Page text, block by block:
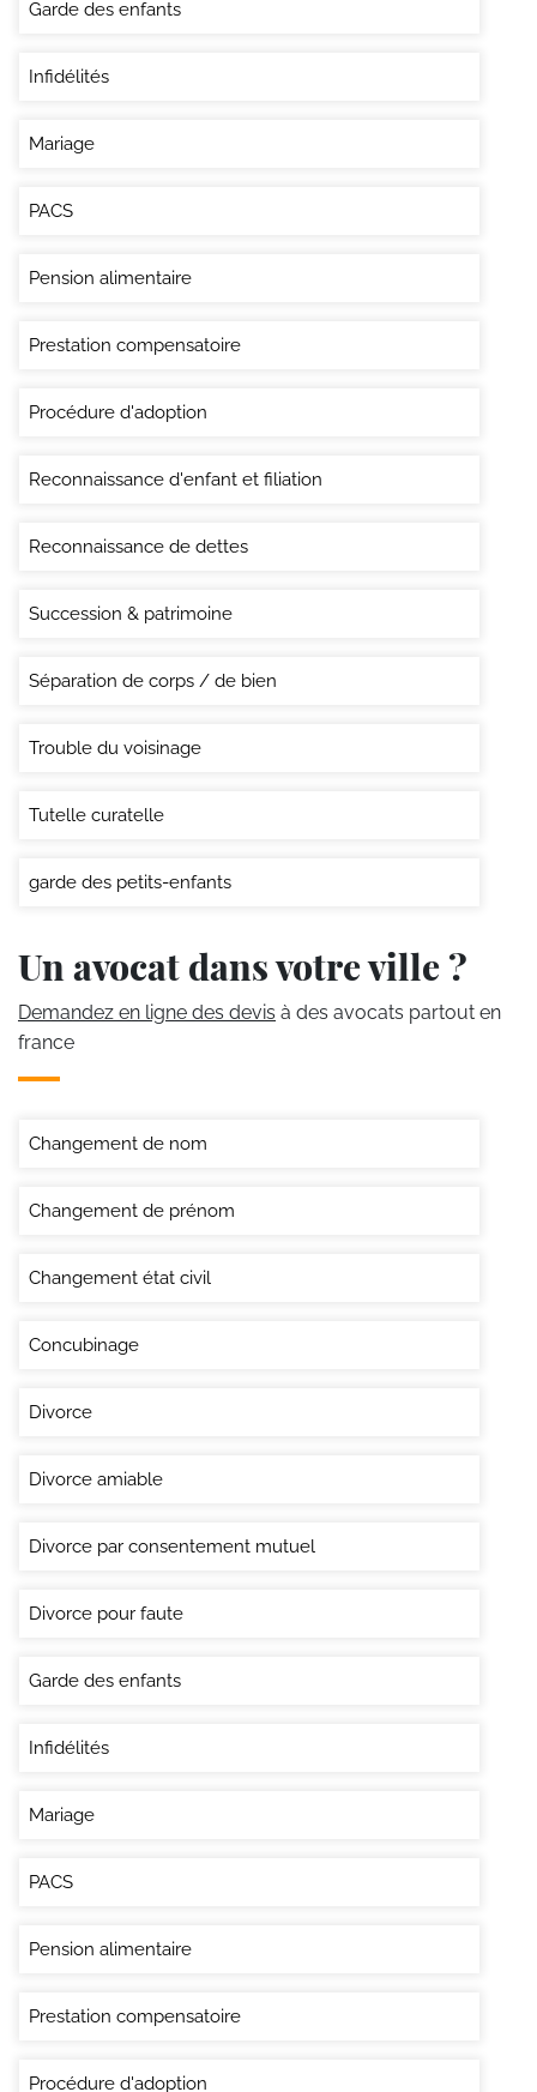
Garde des enfants
Infidélités
Mariage
PACS
Pension alimentaire
Prestation compensatoire
Procédure d'adoption
Reconnaissance d'enfant et filiation
Reconnaissance de dettes
Succession & patrimoine
Séparation de corps / de bien
Trouble du voisinage
Tutelle curatelle
garde des petits-enfants
Un avocat dans votre ville ?
Demandez en ligne des devis à des avocats partout en
france
Changement de nom
Changement de prénom
Changement état civil
Concubinage
Divorce
Divorce amiable
Divorce par consentement mutuel
Divorce pour faute
Garde des enfants
Infidélités
Mariage
PACS
Pension alimentaire
Prestation compensatoire
Procédure d'adoption